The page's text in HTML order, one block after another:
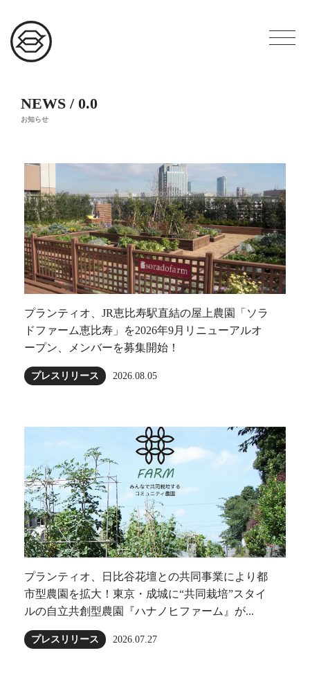
NEWS / 0.0
お知らせ
プランティオ、JR恵比寿駅直結の屋上農園「ソラ
ドファーム恵比寿」を2026年9月リニューアルオ
ープン、メンバーを募集開始！
プレスリリース 2026.08.05
プランティオ、日比谷花壇との共同事業により都
市型農園を拡大！東京・成城に“共同栽培”スタイ
ルの自立共創型農園『ハナノヒファーム』が...
プレスリリース 2026.07.27